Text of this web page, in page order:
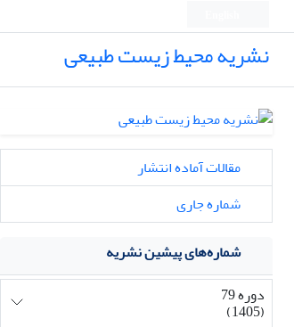
نشریه محیط زیست طبیعی
مقالات آماده انتشار
شماره جاری
شماره‌های پیشین نشریه
دوره 79
(1405)